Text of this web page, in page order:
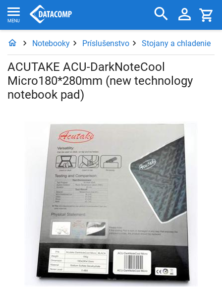
Notebooky Príslušenstvo Stojany a chladenie
ACUTAKE ACU-DarkNoteCool
Micro180*280mm (new technology
notebook pad)